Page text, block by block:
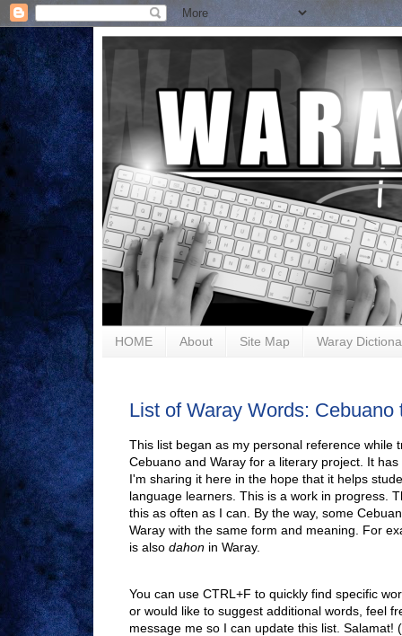
HOME About Site Map Waray
List of Waray Words: Cebuano
This list began as my personal reference while
Cebuano and Waray for a literary project. It
I'm sharing it here in the hope that it helps
language learners. This is a work in progress.
this as often as I can. By the way, some
Waray with the same form and meaning. For
is also dahon in Waray.
You can use CTRL+F to quickly find specific
or would like to suggest additional words, feel
message me so I can update this list. Salamat! (